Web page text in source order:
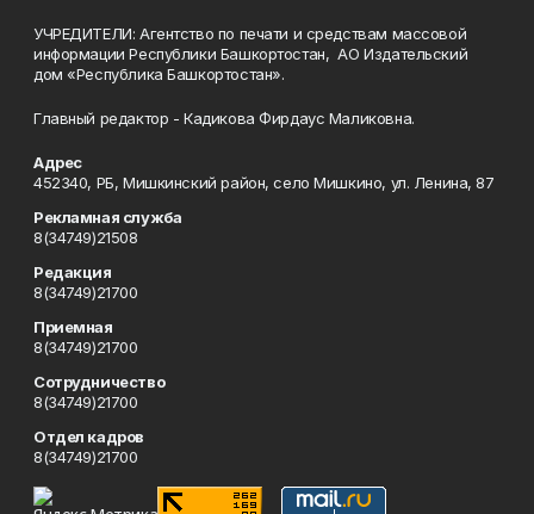
УЧРЕДИТЕЛИ: Агентство по печати и средствам массовой
информации Республики Башкортостан, АО Издательский
дом «Республика Башкортостан».
Главный редактор - Кадикова Фирдаус Маликовна.
Адрес
452340, РБ, Мишкинский район, село Мишкино, ул. Ленина, 87
Рекламная служба
8(34749)21508
Редакция
8(34749)21700
Приемная
8(34749)21700
Сотрудничество
8(34749)21700
Отдел кадров
8(34749)21700